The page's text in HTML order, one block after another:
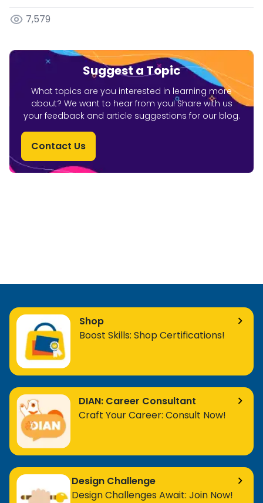
7,579
Suggest a Topic
What topics are you interested in learning more
about? We want to hear from you! Share with us
your feedback and article suggestions for our blog.
Contact Us
Shop
Boost Skills: Shop Certifications!
DIAN: Career Consultant
Craft Your Career: Consult Now!
Design Challenge
Design Challenges Await: Join Now!